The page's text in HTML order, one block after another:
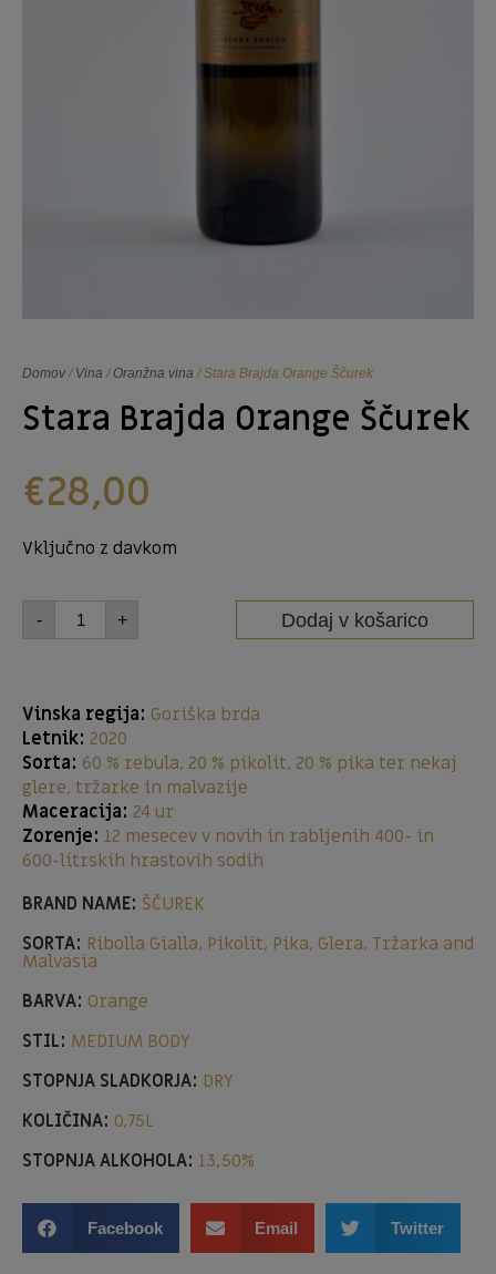
Domov/ Vina / Oranžna vina / Stara Brajda Orange Ščurek
Stara Brajda Orange Ščurek
€28,00
Vključno z davkom
- + Dodaj v košarico
Vinska regija: Goriška brda
Letnik: 2020
Sorta: 60 % rebula, 20 % pikolit, 20 % pika ter nekaj
glere, tržarke in malvazije
Maceracija: 24 ur
Zorenje: 12 mesecev v novih in rabljenih 400- in
600-litrskih hrastovih sodih
BRAND NAME: ŠČUREK
SORTA: Ribolla Gialla, Pikolit, Pika, Glera, Tržarka and
Malvasia
BARVA: Orange
STIL: MEDIUM BODY
STOPNJA SLADKORJA: DRY
KOLIČINA: 0,75L
STOPNJA ALKOHOLA: 13,50%
Facebook Email Twitter